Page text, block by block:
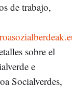
de trabajo,
sobre el
e
Socialverdes,